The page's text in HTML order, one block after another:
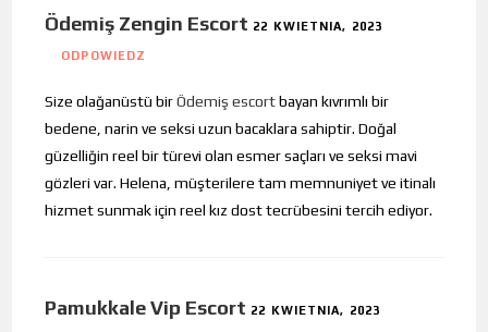
Ödemiş Zengin Escort 22 KWIETNIA, 2023
ODPOWIEDZ
Size olağanüstü birÖdemiş escortbayan kıvrımlı bir
bedene, narin ve seksi uzun bacaklara sahiptir. Doğal
güzelliğin reel bir türevi olan esmer saçları ve seksi mavi
gözleri var. Helena, müşterilere tam memnuniyet ve itinalı
hizmet sunmak için reel kız dost tecrübesini tercih ediyor.
Pamukkale Vip Escort 22 KWIETNIA, 2023